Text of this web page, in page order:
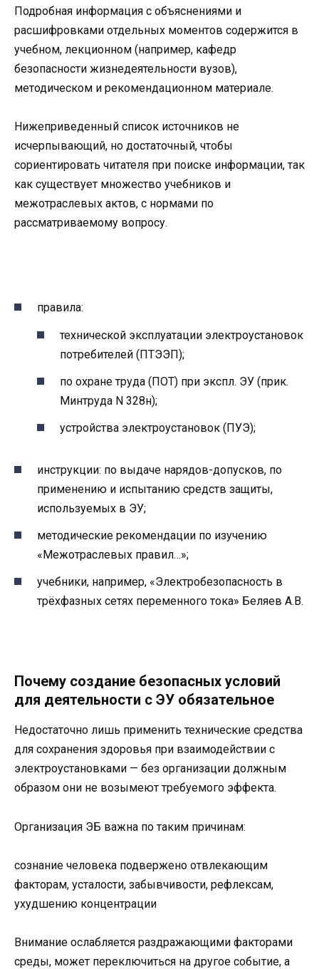
Подробная информация с объяснениями и
расшифровками отдельных моментов содержится в
учебном, лекционном (например, кафедр
безопасности жизнедеятельности вузов),
методическом и рекомендационном материале.
Нижеприведенный список источников не
исчерпывающий, но достаточный, чтобы
сориентировать читателя при поиске информации, так
как существует множество учебников и
межотраслевых актов, с нормами по
рассматриваемому вопросу.
правила:
технической эксплуатации электроустановок
потребителей (ПТЭЭП);
по охране труда (ПОТ) при экспл. ЭУ (прик.
Минтруда N 328н);
устройства электроустановок (ПУЭ);
инструкции: по выдаче нарядов-допусков, по
применению и испытанию средств защиты,
используемых в ЭУ;
методические рекомендации по изучению
«Межотраслевых правил…»;
учебники, например, «Электробезопасность в
трёхфазных сетях переменного тока» Беляев А.В.
Почему создание безопасных условий
для деятельности с ЭУ обязательное
Недостаточно лишь применить технические средства
для сохранения здоровья при взаимодействии с
электроустановками — без организации должным
образом они не возымеют требуемого эффекта.
Организация ЭБ важна по таким причинам:
сознание человека подвержено отвлекающим
факторам, усталости, забывчивости, рефлексам,
ухудшению концентрации
Внимание ослабляется раздражающими факторами
среды, может переключиться на другое событие, а